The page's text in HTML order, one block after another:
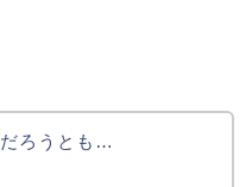
だろうとも…